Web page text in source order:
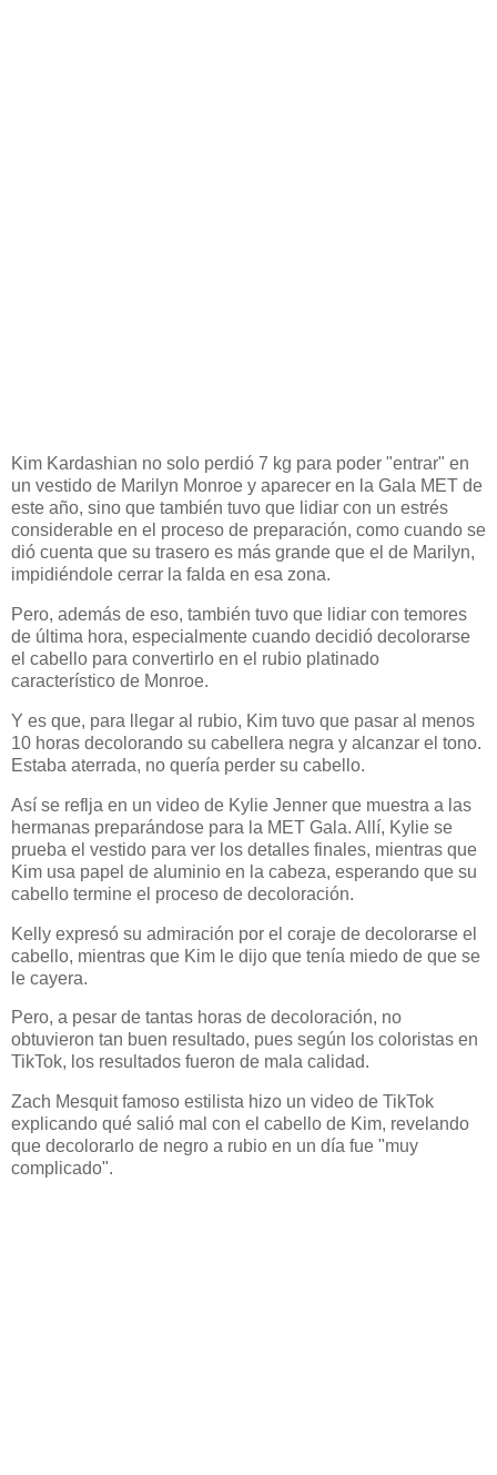
Kim Kardashian no solo perdió 7 kg para poder "entrar" en
un vestido de Marilyn Monroe y aparecer en la Gala MET de
este año, sino que también tuvo que lidiar con un estrés
considerable en el proceso de preparación, como cuando se
dió cuenta que su trasero es más grande que el de Marilyn,
impidiéndole cerrar la falda en esa zona.
Pero, además de eso, también tuvo que lidiar con temores
de última hora, especialmente cuando decidió decolorarse
el cabello para convertirlo en el rubio platinado
característico de Monroe.
Y es que, para llegar al rubio, Kim tuvo que pasar al menos
10 horas decolorando su cabellera negra y alcanzar el tono.
Estaba aterrada, no quería perder su cabello.
Así se reflja en un video de Kylie Jenner que muestra a las
hermanas preparándose para la MET Gala. Allí, Kylie se
prueba el vestido para ver los detalles finales, mientras que
Kim usa papel de aluminio en la cabeza, esperando que su
cabello termine el proceso de decoloración.
Kelly expresó su admiración por el coraje de decolorarse el
cabello, mientras que Kim le dijo que tenía miedo de que se
le cayera.
Pero, a pesar de tantas horas de decoloración, no
obtuvieron tan buen resultado, pues según los coloristas en
TikTok, los resultados fueron de mala calidad.
Zach Mesquit famoso estilista hizo un video de TikTok
explicando qué salió mal con el cabello de Kim, revelando
que decolorarlo de negro a rubio en un día fue "muy
complicado".